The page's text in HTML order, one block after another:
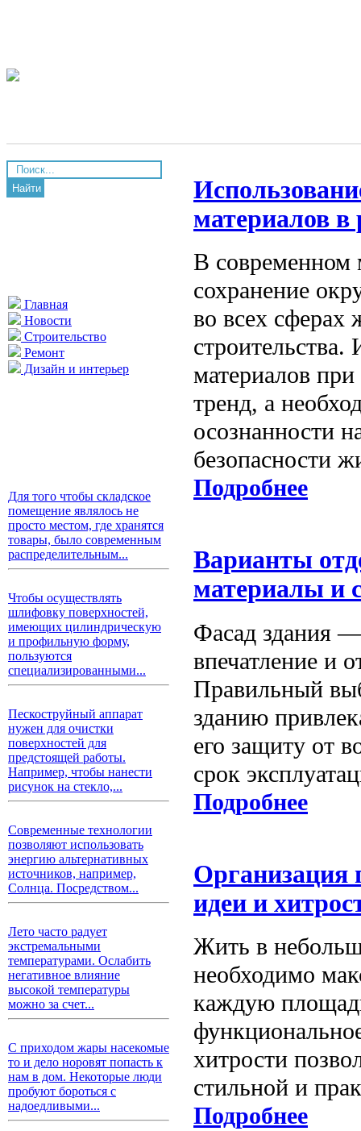
Найти
Главная
Новости
Строительство
Ремонт
Дизайн и интерьер
Для того чтобы складское
помещение являлось не
просто местом, где хранятся
товары, было современным
распределительным...
Чтобы осуществлять
шлифовку поверхностей,
имеющих цилиндрическую
и профильную форму,
пользуются
специализированными...
Пескоструйный аппарат
нужен для очистки
поверхностей для
предстоящей работы.
Например, чтобы нанести
рисунок на стекло,...
Современные технологии
позволяют использовать
энергию альтернативных
источников, например,
Солнца. Посредством...
Лето часто радует
экстремальными
температурами. Ослабить
негативное влияние
высокой температуры
можно за счет...
С приходом жары насекомые
то и дело норовят попасть к
нам в дом. Некоторые люди
пробуют бороться с
надоедливыми...
материалов в
В современном
сохранение
во всех сферах
материалов
тренд, а
осознанности
безопасности
Подробнее
Варианты
материалы и
Фасад здания —
впечатление и
Правильный
зданию
его защиту от
срок
Подробнее
Организация
идеи и
Жить в
необходимо
каждую
хитрости
стильной и
Подробнее